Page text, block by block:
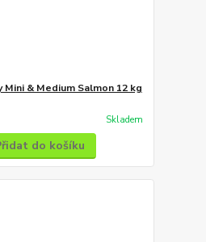
& Medium Salmon 12 kg
Skladem
do košíku